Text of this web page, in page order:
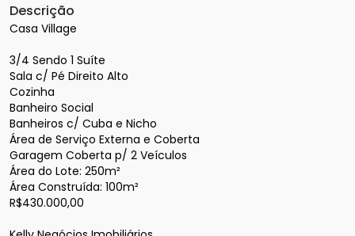
Descrição
Casa Village
3/4 Sendo 1 Suíte
Sala c/ Pé Direito Alto
Cozinha
Banheiro Social
Banheiros c/ Cuba e Nicho
Área de Serviço Externa e Coberta
Garagem Coberta p/ 2 Veículos
Área do Lote: 250m²
Área Construída: 100m²
R$430.000,00